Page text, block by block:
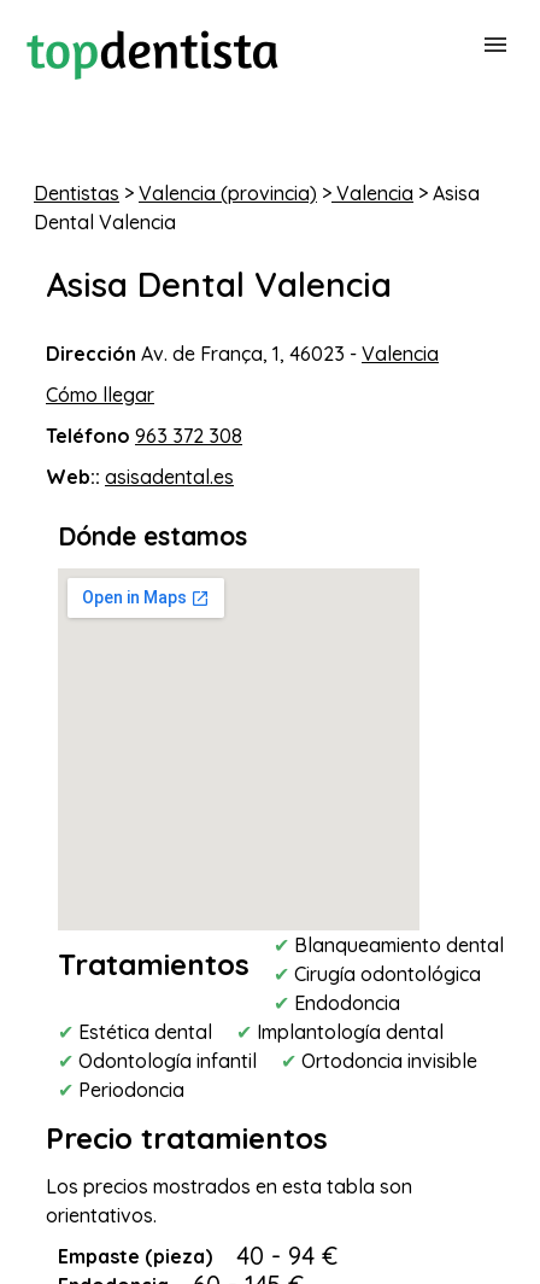
PARA CLÍNICAS DENTALES
CONTACTAR
Dentistas > Valencia (provincia) > Valencia > Asisa
Dental Valencia
Asisa Dental Valencia
Dirección Av. de França, 1, 46023 - Valencia
Cómo llegar
Teléfono 963 372 308
Web:: asisadental.es
Dónde estamos
Tratamientos
✔ Blanqueamiento dental
✔ Cirugía odontológica
✔ Endodoncia
✔ Estética dental ✔ Implantología dental
✔ Odontología infantil ✔ Ortodoncia invisible
✔ Periodoncia
Precio tratamientos
Los precios mostrados en esta tabla son
orientativos.
Empaste (pieza)
40 - 94 €